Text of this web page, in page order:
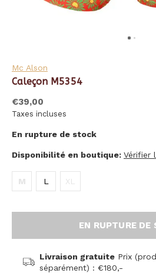
Mc Alson
Caleçon M5354
€39,00
Taxes incluses
En rupture de stock
Disponibilité en boutique: Vérifier
M L XL
EN RUPTURE DE
Livraison gratuitePrix
séparément) : €180,-